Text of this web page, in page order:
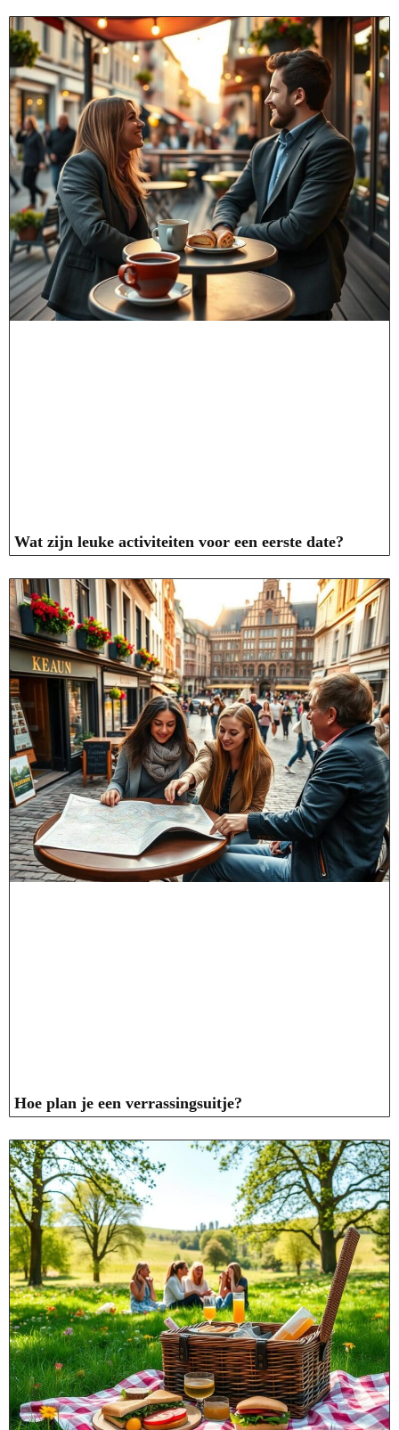
Wat zijn leuke activiteiten voor een eerste date?
Hoe plan je een verrassingsuitje?